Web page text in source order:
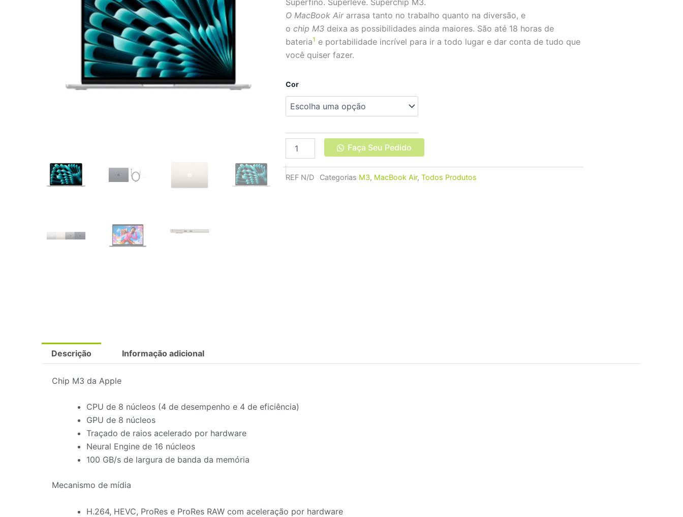
Superfino. Superleve. Superchip M3.
O MacBook Airarrasa tanto no trabalho quanto na diversão, e
o chip M3 deixa as possibilidades ainda maiores. São até 18 horas de
bateria1 e portabilidade incrível para ir a todo lugar e dar conta de tudo que
você quiser fazer.
Cor
Apple
15"
16GB
256GB
SSD
quantidade
Faça Seu Pedido
REF N/D Categorias M3, MacBook Air, Todos Produtos
Descrição Informação adicional
Chip M3 da Apple
CPU de 8 núcleos (4 de desempenho e 4 de eficiência)
GPU de 8 núcleos
Traçado de raios acelerado por hardware
Neural Engine de 16 núcleos
100 GB/s de largura de banda da memória
Mecanismo de mídia
H.264, HEVC, ProRes e ProRes RAW com aceleração por hardware